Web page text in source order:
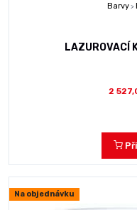
Barvy>
LAZUROVACÍ
2
Na objednávku